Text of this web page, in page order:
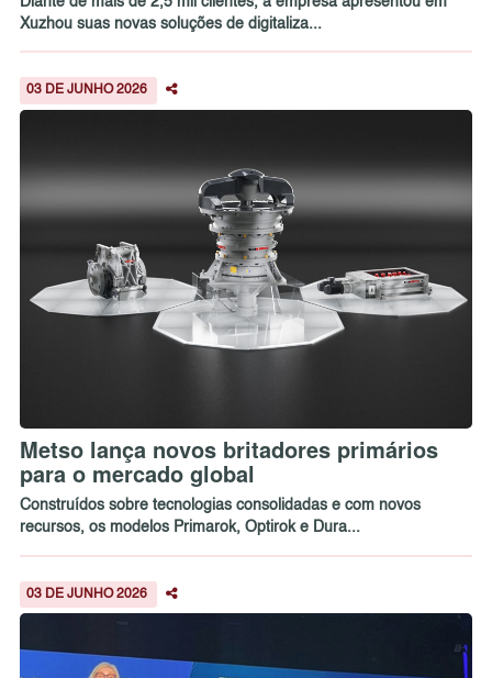
Xuzhou suas novas soluções de digitaliza...
03 DE JUNHO 2026
Metso lança novos britadores primários
para o mercado global
Construídos sobre tecnologias consolidadas e com novos
recursos, os modelos Primarok, Optirok e Dura...
03 DE JUNHO 2026